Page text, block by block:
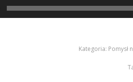
Kategoria: Pomysł